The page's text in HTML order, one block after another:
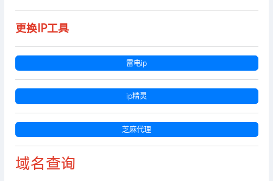
更换IP工具
雷电ip
ip精灵
芝麻代理
域名查询